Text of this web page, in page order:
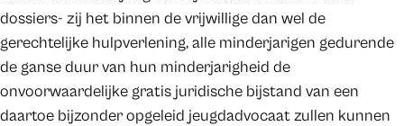
dossiers- zij het binnen de vrijwillige dan wel de
gerechtelijke hulpverlening, alle minderjarigen gedurende
de ganse duur van hun minderjarigheid de
onvoorwaardelijke gratis juridische bijstand van een
daartoe bijzonder opgeleid jeugdadvocaat zullen kunnen